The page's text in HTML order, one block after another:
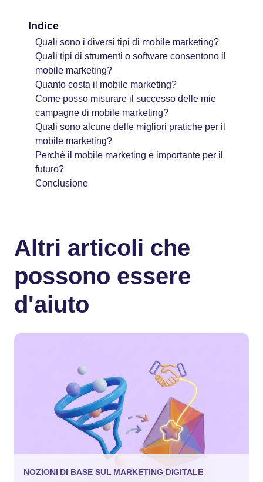
Indice
Quali sono i diversi tipi di mobile marketing?
Quali tipi di strumenti o software consentono il
mobile marketing?
Quanto costa il mobile marketing?
Come posso misurare il successo delle mie
campagne di mobile marketing?
Quali sono alcune delle migliori pratiche per il
mobile marketing?
Perché il mobile marketing è importante per il
futuro?
Conclusione
Altri articoli che
possono essere
d'aiuto
NOZIONI DI BASE SUL MARKETING DIGITALE